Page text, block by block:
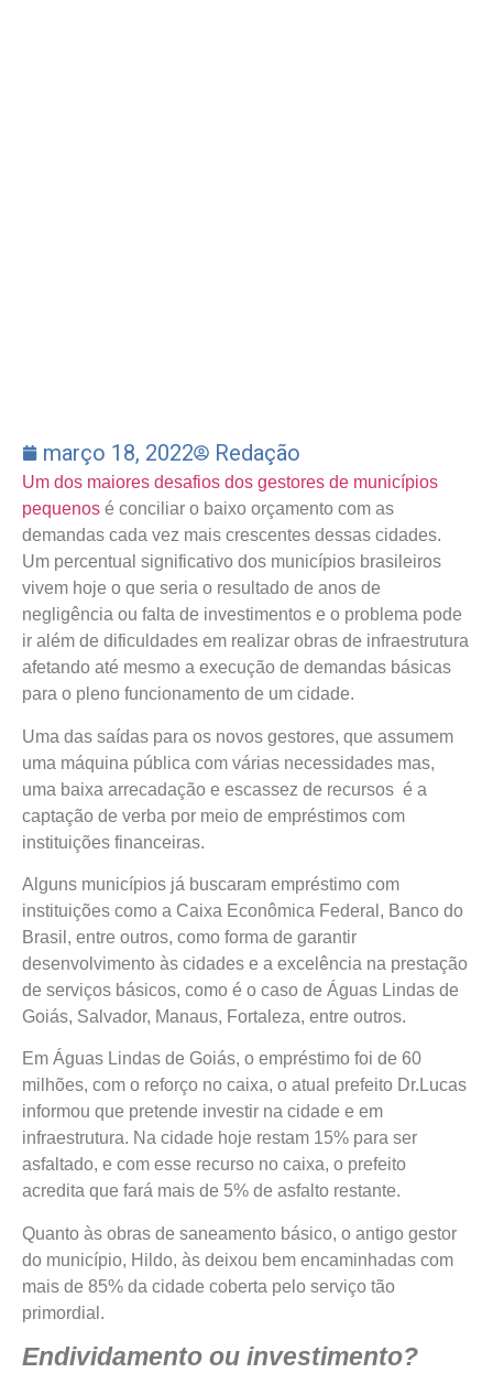
março 18, 2022 Redação
Um dos maiores desafios dos gestores de municípios
pequenos é conciliar o baixo orçamento com as
demandas cada vez mais crescentes dessas cidades.
Um percentual significativo dos municípios brasileiros
vivem hoje o que seria o resultado de anos de
negligência ou falta de investimentos e o problema pode
ir além de dificuldades em realizar obras de infraestrutura
afetando até mesmo a execução de demandas básicas
para o pleno funcionamento de um cidade.
Uma das saídas para os novos gestores, que assumem
uma máquina pública com várias necessidades mas,
uma baixa arrecadação e escassez de recursos é a
captação de verba por meio de empréstimos com
instituições financeiras.
Alguns municípios já buscaram empréstimo com
instituições como a Caixa Econômica Federal, Banco do
Brasil, entre outros, como forma de garantir
desenvolvimento às cidades e a excelência na prestação
de serviços básicos, como é o caso de Águas Lindas de
Goiás, Salvador, Manaus, Fortaleza, entre outros.
Em Águas Lindas de Goiás, o empréstimo foi de 60
milhões, com o reforço no caixa, o atual prefeito Dr.Lucas
informou que pretende investir na cidade e em
infraestrutura. Na cidade hoje restam 15% para ser
asfaltado, e com esse recurso no caixa, o prefeito
acredita que fará mais de 5% de asfalto restante.
Quanto às obras de saneamento básico, o antigo gestor
do município, Hildo, às deixou bem encaminhadas com
mais de 85% da cidade coberta pelo serviço tão
primordial.
Endividamento ou investimento?